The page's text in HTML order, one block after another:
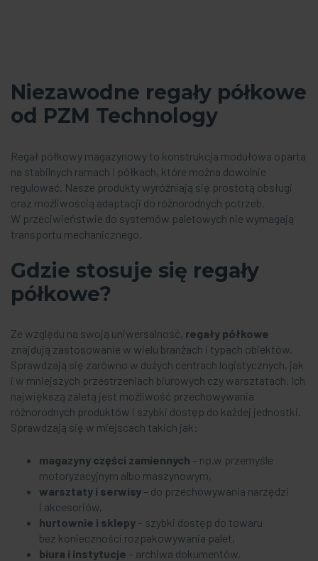
Niezawodne regały półkowe
od PZM Technology
Regał półkowy magazynowy to konstrukcja modułowa oparta
na stabilnych ramach i półkach, które można dowolnie
regulować. Nasze produkty wyróżniają się prostotą obsługi
oraz możliwością adaptacji do różnorodnych potrzeb.
W przeciwieństwie do systemów paletowych nie wymagają
transportu mechanicznego.
Gdzie stosuje się regały
półkowe?
Ze względu na swoją uniwersalność, regały półkowe
znajdują zastosowanie w wielu branżach i typach obiektów.
Sprawdzają się zarówno w dużych centrach logistycznych, jak
i w mniejszych przestrzeniach biurowych czy warsztatach. Ich
największą zaletą jest możliwość przechowywania
różnorodnych produktów i szybki dostęp do każdej jednostki.
Sprawdzają się w miejscach takich jak:
magazyny części zamiennych – np.w przemyśle
motoryzacyjnym albo maszynowym,
warsztaty i serwisy – do przechowywania narzędzi
i akcesoriów,
hurtownie i sklepy – szybki dostęp do towaru
bez konieczności rozpakowywania palet,
biura i instytucje – archiwa dokumentów,